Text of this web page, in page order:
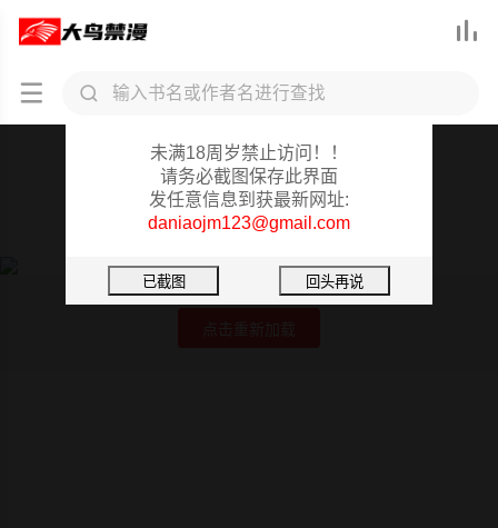

 
醒来之后，变成黄油反派？
第50话
图片加载失败
大鸟禁漫重要提醒
未满18周岁禁止访问！！
请务必截图保存此界面
发任意信息到获最新网址:
daniaojm123@gmail.com